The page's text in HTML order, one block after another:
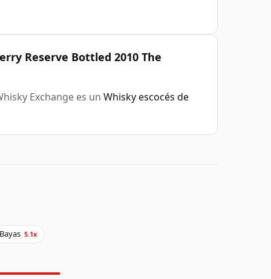
Reserve Bottled 2010 The
Exchange es un Whisky escocés de
Bayas 5.1x